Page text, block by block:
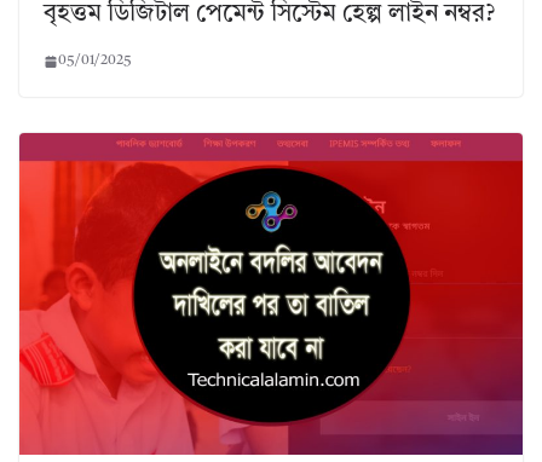
বৃহত্তম ডিজিটাল পেমেন্ট সিস্টেম হেল্প লাইন নম্বর?
05/01/2025